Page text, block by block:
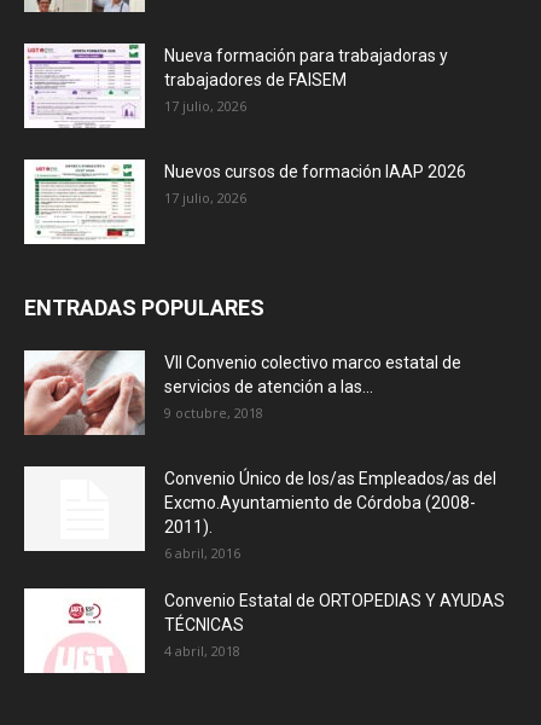
Nueva formación para trabajadoras y
trabajadores de FAISEM
17 julio, 2026
Nuevos cursos de formación IAAP 2026
17 julio, 2026
ENTRADAS POPULARES
VII Convenio colectivo marco estatal de
servicios de atención a las...
9 octubre, 2018
Convenio Único de los/as Empleados/as del
Excmo.Ayuntamiento de Córdoba (2008-
2011).
6 abril, 2016
Convenio Estatal de ORTOPEDIAS Y AYUDAS
TÉCNICAS
4 abril, 2018